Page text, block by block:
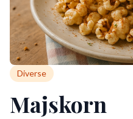
Diverse
Majskorn